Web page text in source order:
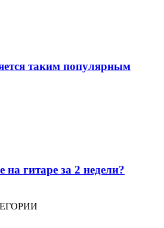
таким популярным
на гитаре за 2 недели?